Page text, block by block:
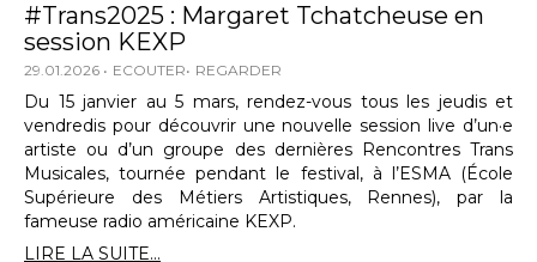
#Trans2025 : Margaret Tchatcheuse en
session KEXP
29.01.2026 ECOUTER REGARDER
Du 15 janvier au 5 mars, rendez-vous tous les jeudis et
vendredis pour découvrir une nouvelle session live d’un·e
artiste ou d’un groupe des dernières Rencontres Trans
Musicales, tournée pendant le festival, à l’ESMA (École
Supérieure des Métiers Artistiques, Rennes), par la
fameuse radio américaine KEXP.
LIRE LA SUITE...